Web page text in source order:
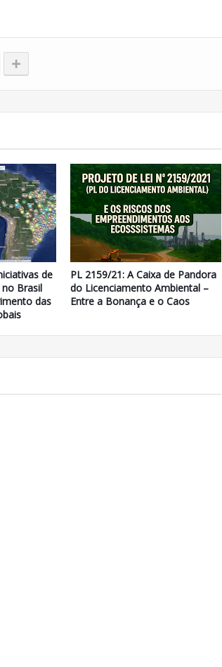
de
Brasil
das
PL 2159/21: A Caixa de Pandora
do Licenciamento Ambiental –
Entre a Bonança e o Caos